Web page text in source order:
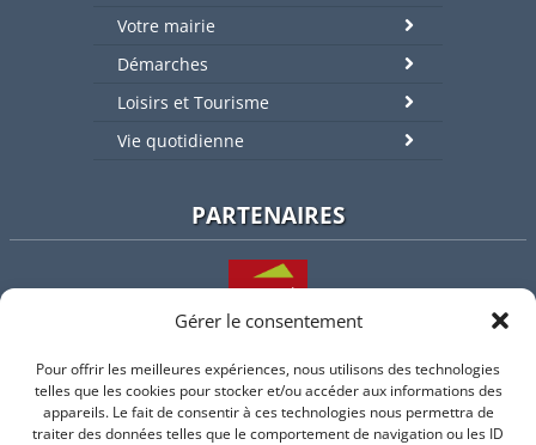
Gérer le consentement
Pour offrir les meilleures expériences, nous utilisons des technologies
telles que les cookies pour stocker et/ou accéder aux informations des
appareils. Le fait de consentir à ces technologies nous permettra de
traiter des données telles que le comportement de navigation ou les ID
Votre mairie
Démarches
Loisirs et Tourisme
Vie quotidienne
PARTENAIRES
L'intercommunalité